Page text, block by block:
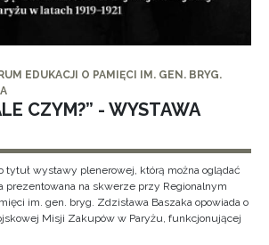
EDUKACJI O PAMIĘCI IM. GEN. BRYG.
CZYM?” - WYSTAWA
tytuł wystawy plenerowej, którą można oglądać
prezentowana na skwerze przy Regionalnym
im. gen. bryg. Zdzisława Baszaka opowiada o
Misji Zakupów w Paryżu, funkcjonującej